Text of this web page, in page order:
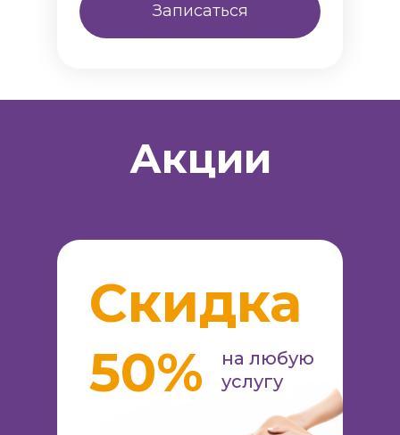
Записаться
Акции
Скидка
50%
на любую
услугу